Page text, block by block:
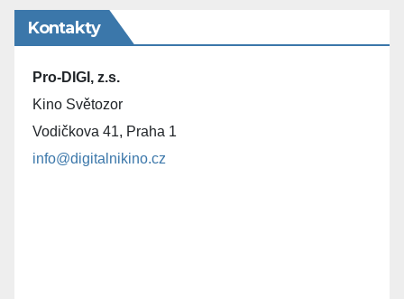
Kontakty
Pro-DIGI, z.s.
Kino Světozor
Vodičkova 41, Praha 1
info@digitalnikino.cz